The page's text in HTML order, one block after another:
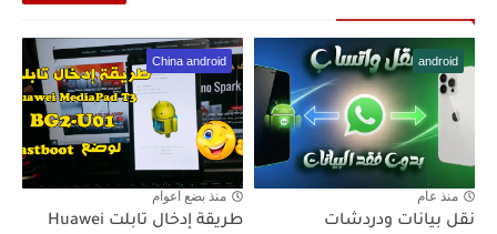
android
منذ عام
نقل بيانات ودردشات
China android
منذ بضع اعوام
طريقة إدخال تابلت Huawei